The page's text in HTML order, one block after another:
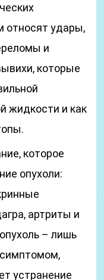
относят удары,
и
которые
жидкости и как
которое
опухоли:
артриты и
– лишь
устранение